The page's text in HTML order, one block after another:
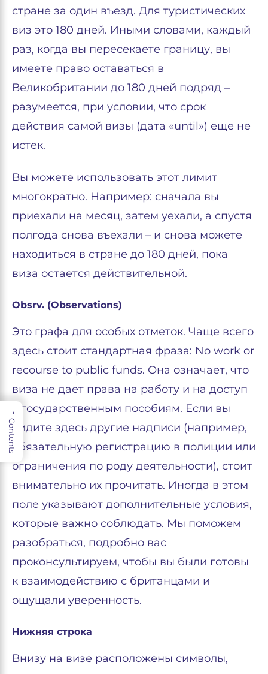
стране за один въезд. Для туристических
виз это 180 дней. Иными словами, каждый
раз, когда вы пересекаете границу, вы
имеете право оставаться в
Великобритании до 180 дней подряд –
разумеется, при условии, что срок
действия самой визы (дата «until») еще не
истек.
Вы можете использовать этот лимит
многократно. Например: сначала вы
приехали на месяц, затем уехали, а спустя
полгода снова въехали – и снова можете
находиться в стране до 180 дней, пока
виза остается действительной.
Obsrv. (Observations)
Это графа для особых отметок. Чаще всего
здесь стоит стандартная фраза: No work or
recourse to public funds. Она означает, что
виза не дает права на работу и на доступ
к государственным пособиям. Если вы
видите здесь другие надписи (например,
обязательную регистрацию в полиции или
ограничения по роду деятельности), стоит
внимательно их прочитать. Иногда в этом
поле указывают дополнительные условия,
которые важно соблюдать. Мы поможем
разобраться, подробно вас
проконсультируем, чтобы вы были готовы
к взаимодействию с британцами и
ощущали уверенность.
Нижняя строка
Внизу на визе расположены символы,
→
Contents